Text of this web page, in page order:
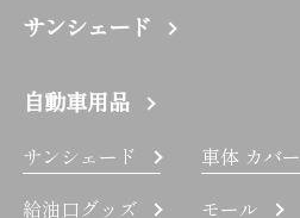
サンシェード
自動車用品
サンシェード 車体 カバー
給油口グッズ
モール